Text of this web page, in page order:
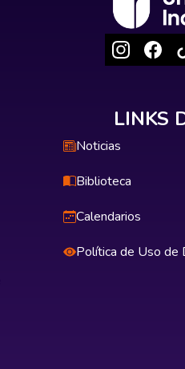
LINKS
Noticias
Biblioteca
Calendarios
Política de Uso de